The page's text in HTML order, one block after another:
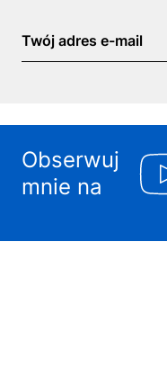
Obserwuj
mnie na